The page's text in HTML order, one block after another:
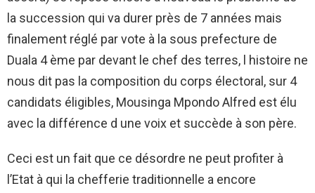
la succession qui va durer près de 7 années mais
finalement réglé par vote à la sous prefecture de
Duala 4 ème par devant le chef des terres, l histoire ne
nous dit pas la composition du corps électoral, sur 4
candidats éligibles, Mousinga Mpondo Alfred est élu
avec la différence d une voix et succède à son père.
Ceci est un fait que ce désordre ne peut profiter à
l’Etat à qui la chefferie traditionnelle a encore